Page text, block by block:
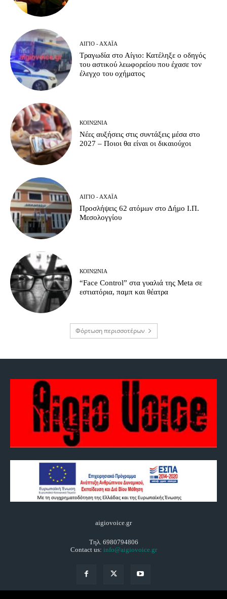
ΑΊΓΙΟ - ΑΧΑΪ́Α
Τραγωδία στο Αίγιο: Κατέληξε ο οδηγός
του αστικού λεωφορείου που έχασε τον
έλεγχο του οχήματος
ΚΟΙΝΩΝΊΑ
Νέες αυξήσεις στις συντάξεις μέσα στο
2027 – Ποιοι θα είναι οι δικαιούχοι
ΑΊΓΙΟ - ΑΧΑΪ́Α
Προσλήψεις 62 ατόμων στο Δήμο Ι.Π.
Μεσολογγίου
ΚΟΙΝΩΝΊΑ
“Face Control” στα γυαλιά της Meta σε
εστιατόρια, παμπ και θέατρα
Φόρτωση περισσοτέρων
aigiovoice.gr
Τηλ. 6980794806
Contact us: info@aigiovoice.gr